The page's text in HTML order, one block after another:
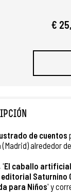
€
de cuentos
(Madrid) alrededor
'El caballo artificial
editorial Saturnino
para Niños' y